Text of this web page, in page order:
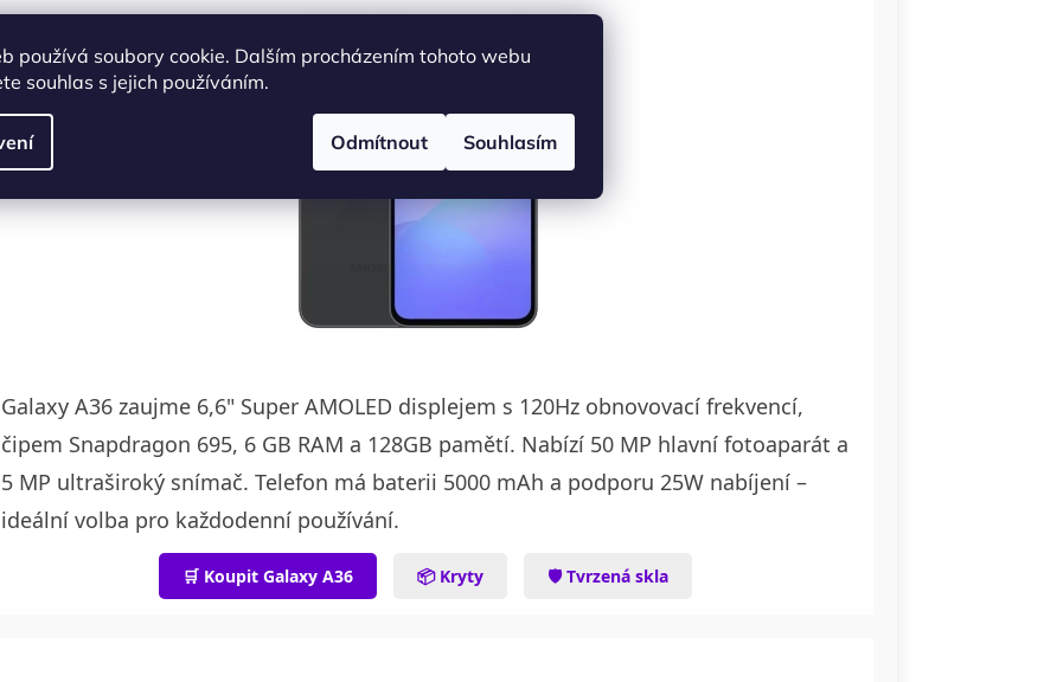
používá soubory cookie. Dalším procházením tohoto webu
souhlas s jejich používáním.
Odmítnout Souhlasím
Galaxy A36 zaujme 6,6" Super AMOLED displejem s 120Hz obnovovací frekvencí,
čipem Snapdragon 695, 6 GB RAM a 128GB pamětí. Nabízí 50 MP hlavní fotoaparát a
5 MP ultraširoký snímač. Telefon má baterii 5000 mAh a podporu 25W nabíjení –
ideální volba pro každodenní používání.
🛒 Koupit Galaxy A36 📦 Kryty 🛡 Tvrzená skla